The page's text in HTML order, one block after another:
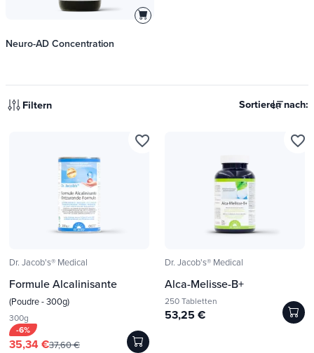
Neuro-AD Concentration
Filtern Sortieren nach:
Dr. Jacob's® Medical
Formule Alcalinisante
(Poudre - 300g)
300g
-6%
35,34 €37,60 €
favorite_border
Dr. Jacob's® Medical
Alca-Melisse-B+
250 Tabletten
53,25 €
favorite_border